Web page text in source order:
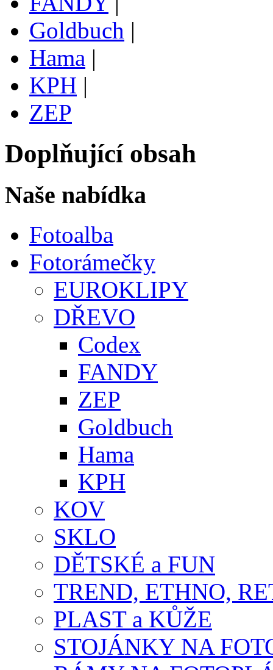
Goldbuch |
Hama |
KPH |
ZEP
Doplňující obsah
Naše nabídka
Fotoalba
Fotorámečky
EUROKLIPY
DŘEVO
Codex
FANDY
ZEP
Goldbuch
Hama
KPH
KOV
SKLO
DĚTSKÉ a FUN
TREND, ETHNO,
PLAST a KŮŽE
STOJÁNKY NA